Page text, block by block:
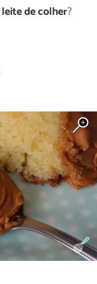
de colher?